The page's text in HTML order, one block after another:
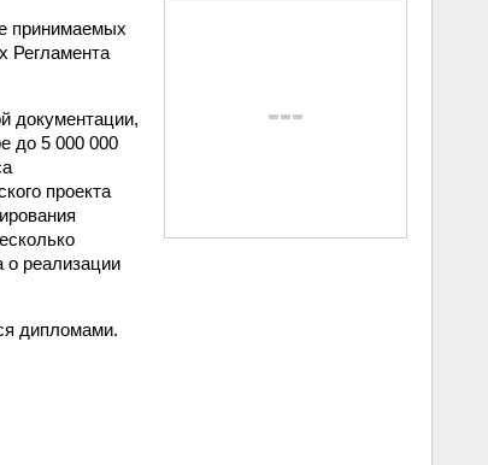
принимаемых
Регламента
документации,
до 5 000 000
проекта
о реализации
дипломами.